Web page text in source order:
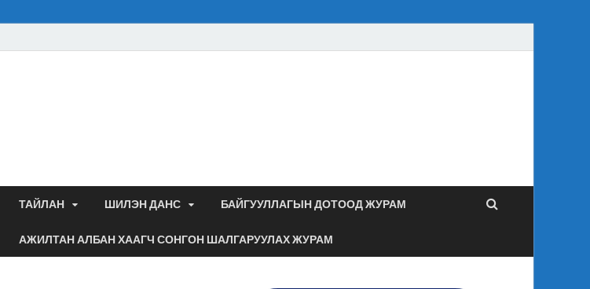
аудитын алба
ТАЙЛАН ШИЛЭН ДАНС БАЙГУУЛЛАГЫН ДОТООД ЖУРАМ
АЖИЛТАН АЛБАН ХААГЧ СОНГОН ШАЛГАРУУЛАХ ЖУРАМ